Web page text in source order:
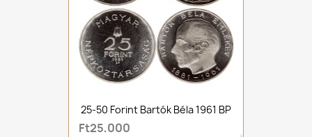
25-50 Forint Bartók Béla 1961 BP
Ft25,000